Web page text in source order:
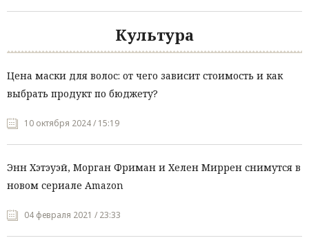
Культура
Цена маски для волос: от чего зависит стоимость и как
выбрать продукт по бюджету?
10 октября 2024 / 15:19
Энн Хэтэуэй, Морган Фриман и Хелен Миррен снимутся в
новом сериале Amazon
04 февраля 2021 / 23:33